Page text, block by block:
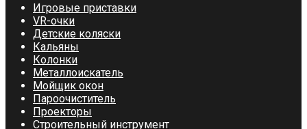
Игровые приставки
VR-очки
Детские коляски
Кальяны
Колонки
Металлоискатель
Мойщик окон
Пароочиститель
Проекторы
Строительный инструмент